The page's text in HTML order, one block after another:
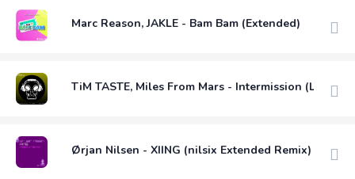
Marc Reason, JAKLE - Bam Bam (Extended)
TiM TASTE, Miles From Mars - Intermission (Luis M
Ørjan Nilsen - XIING (nilsix Extended Remix)